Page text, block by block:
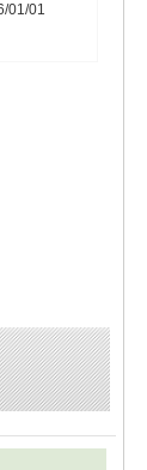
01/01